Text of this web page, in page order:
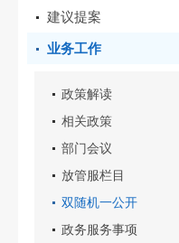
建议提案
业务工作
政策解读
相关政策
部门会议
放管服栏目
双随机一公开
政务服务事项